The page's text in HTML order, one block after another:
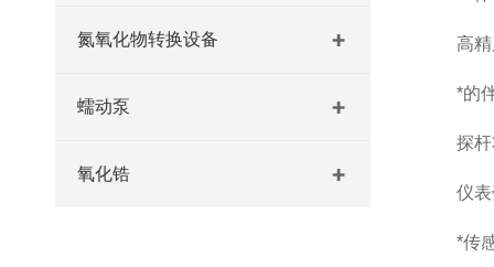
氮氧化物转换设备
蠕动泵
氧化锆
高精度
*的伴
探杆
仪表
*传感